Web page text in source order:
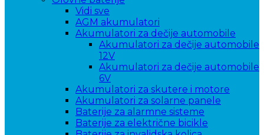
Vidi sve
AGM akumulatori
Akumulatori za dečije automobile
Akumulatori za dečije automobile
12V
Akumulatori za dečije automobile
6V
Akumulatori za skutere i motore
Akumulatori za solarne panele
Baterije za alarmne sisteme
Baterije za električne bicikle